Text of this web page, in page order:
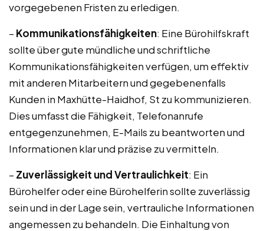
vorgegebenen Fristen zu erledigen.
– Kommunikationsfähigkeiten: Eine Bürohilfskraft
sollte über gute mündliche und schriftliche
Kommunikationsfähigkeiten verfügen, um effektiv
mit anderen Mitarbeitern und gegebenenfalls
Kunden in Maxhütte-Haidhof, St zu kommunizieren.
Dies umfasst die Fähigkeit, Telefonanrufe
entgegenzunehmen, E-Mails zu beantworten und
Informationen klar und präzise zu vermitteln.
– Zuverlässigkeit und Vertraulichkeit: Ein
Bürohelfer oder eine Bürohelferin sollte zuverlässig
sein und in der Lage sein, vertrauliche Informationen
angemessen zu behandeln. Die Einhaltung von